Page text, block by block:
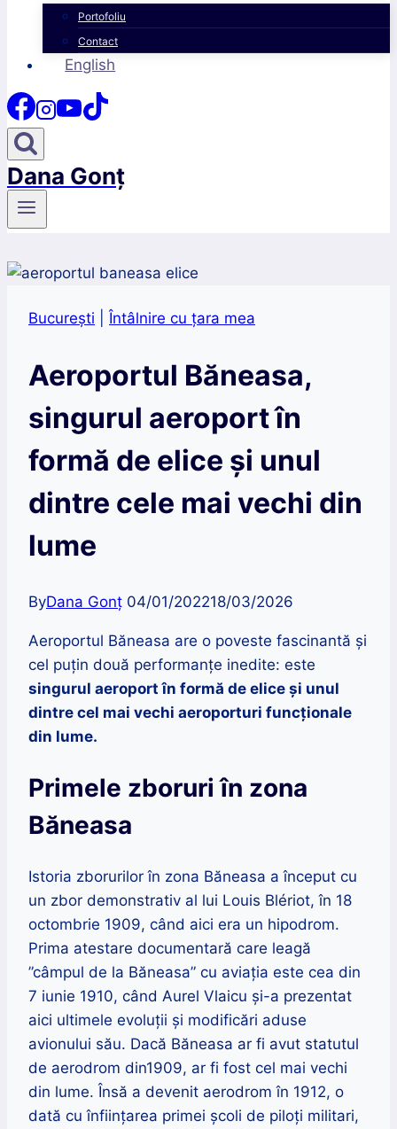
Portofoliu
Contact
English
Dana Gonț
București Întâlnire cu țara mea
Aeroportul Băneasa,
singurul aeroport în
formă de elice și unul
dintre cele mai vechi din
lume
ByDana Gonț 04/01/202218/03/2026
Aeroportul Băneasa are o poveste fascinantă și
cel puțin două performanțe inedite: este
singurul aeroport în formă de elice și unul
dintre cel mai vechi aeroporturi funcționale
din lume.
Primele zboruri în zona
Băneasa
Istoria zborurilor în zona Băneasa a început cu
un zbor demonstrativ al lui Louis Blériot, în 18
octombrie 1909, când aici era un hipodrom.
Prima atestare documentară care leagă
”câmpul de la Băneasa” cu aviația este cea din
7 iunie 1910, când Aurel Vlaicu și-a prezentat
aici ultimele evoluții și modificări aduse
avionului său. Dacă Băneasa ar fi avut statutul
de aerodrom din1909, ar fi fost cel mai vechi
din lume. Însă a devenit aerodrom în 1912, o
dată cu înființarea primei școli de piloți militari,